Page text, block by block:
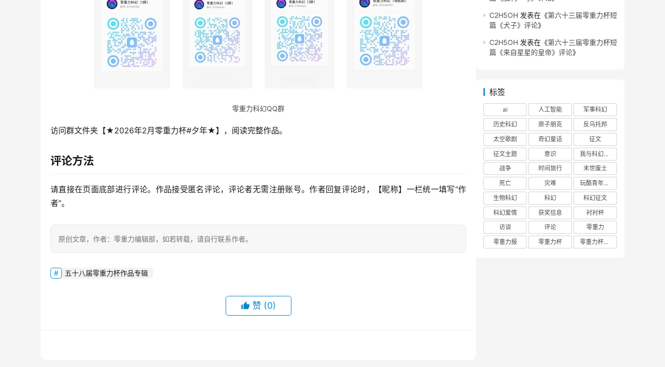
零重力科幻QQ群
访问群文件夹【★2026年2月零重力杯#夕年★】，阅读完整作品。
评论方法
请直接在页面底部进行评论。作品接受匿名评论，评论者无需注册账号。作者回复评论时，【昵称】一栏统一填写“作
者”。
原创文章，作者：零重力编辑部，如若转载，请自行联系作者。
五十八届零重力杯作品专辑
赞 (0)
C2H5OH 发表在《第六十三届零重力杯短
篇《犬子》评论》
C2H5OH 发表在《第六十三届零重力杯短
篇《来自星星的皇帝》评论》
标签
ai 人工智能
军事科幻
历史科幻
原子朋克
反乌托邦
太空歌剧
奇幻童话
征文
征文主题
意识
我与科幻的回忆
战争
时间旅行
末世废土
死亡
灾难
玩酷青年零重力联合征文
生物科幻
科幻
科幻征文
科幻爱情
获奖信息
衬衬杯
访谈
评论
零重力
零重力报
零重力杯 零重力杯评论